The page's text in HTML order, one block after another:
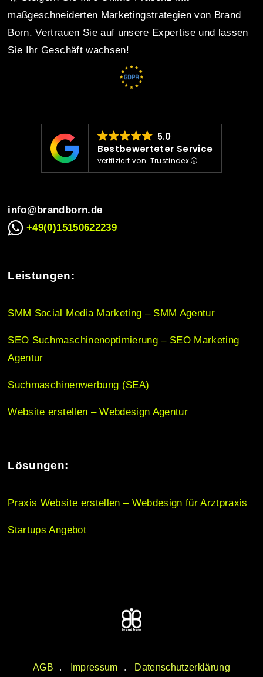
n
a
a
t
i
o
n
maßgeschneiderten Marketingstrategien von Brand
Born. Vertrauen Sie auf unsere Expertise und lassen
Sie Ihr Geschäft wachsen!
5.0
Bestbewerteter Service
verifiziert von: Trustindex
info@brandborn.de
+49(0)15150622239
Leistungen:
SMM Social Media Marketing – SMM Agentur
SEO Suchmaschinenoptimierung – SEO Marketing
Agentur
Suchmaschinenwerbung (SEA)
Website erstellen – Webdesign Agentur
Lösungen:
Praxis Website erstellen – Webdesign für Arztpraxis
Startups Angebot
AGB Impressum Datenschutzerklärung